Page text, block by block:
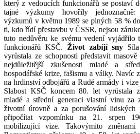
který z vedoucích funkcionářů se postaví
tajné výzkumy hovořily jednoznačně:
výzkumů v květnu 1989 se plných 58 %
ti, kdo řídí přestavbu v ČSSR, nejsou
tuto nedůvěru ke svému vedení
funkcionářů KSČ. Život zabíjí sny
vyrůstala ze schopnosti představit
nejdůležitější zkušenosti mladé a
hospodářské krize, fašismu a války. Navíc
na hrdinství odbojářů a Rudé armády i
Slabost KSČ koncem 80. let vyrůstala
mladé a střední generaci vlastní vinu za
životní úrovně a za porušování
připočítat vzpomínku na 21. srpen
mobilizující vize. Takovýmito